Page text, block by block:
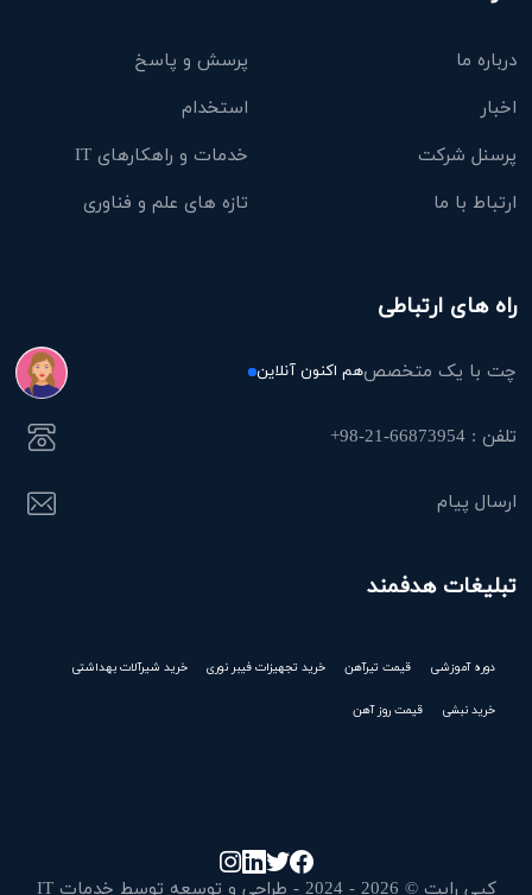
درباره ما
پرسش و پاسخ
اخبار
استخدام
پرسنل شرکت
خدمات و راهکارهای IT
ارتباط با ما
تازه های علم و فناوری
راه های ارتباطی
چت با یک متخصصهم اکنون آنلاین
تلفن : 66873954-21-98+
ارسال پیام
تبلیغات هدفمند
دوره آموزشی قیمت تیرآهن خرید تجهیزات فیبر نوری خرید شیرآلات بهداشتی
خرید نبشی قیمت روز آهن
کپی رایت © 2026 - 2024 - طراحی و توسعه توسط خدمات IT